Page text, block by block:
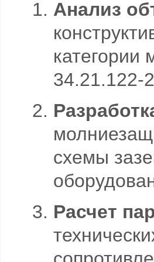
Анализ
категории
34.21.122-
схемы
Расчет